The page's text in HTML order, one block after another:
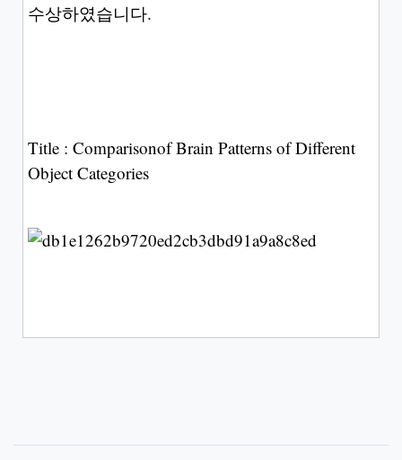
수상하였습니다.
Title : Comparisonof Brain Patterns of Different
Object Categories